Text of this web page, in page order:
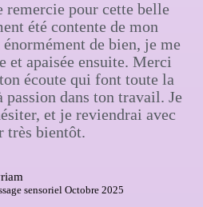
remercie pour cette belle
été contente de mon
de bien, je me
et apaisée ensuite. Merci
écoute qui font toute la
dans ton travail. Je
et je reviendrai avec
très bientôt.
sensoriel Octobre 2025